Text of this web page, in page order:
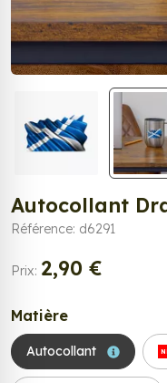
Autocollant
Référence: d6291
Prix: 2,90 €
Matière
Autocollant